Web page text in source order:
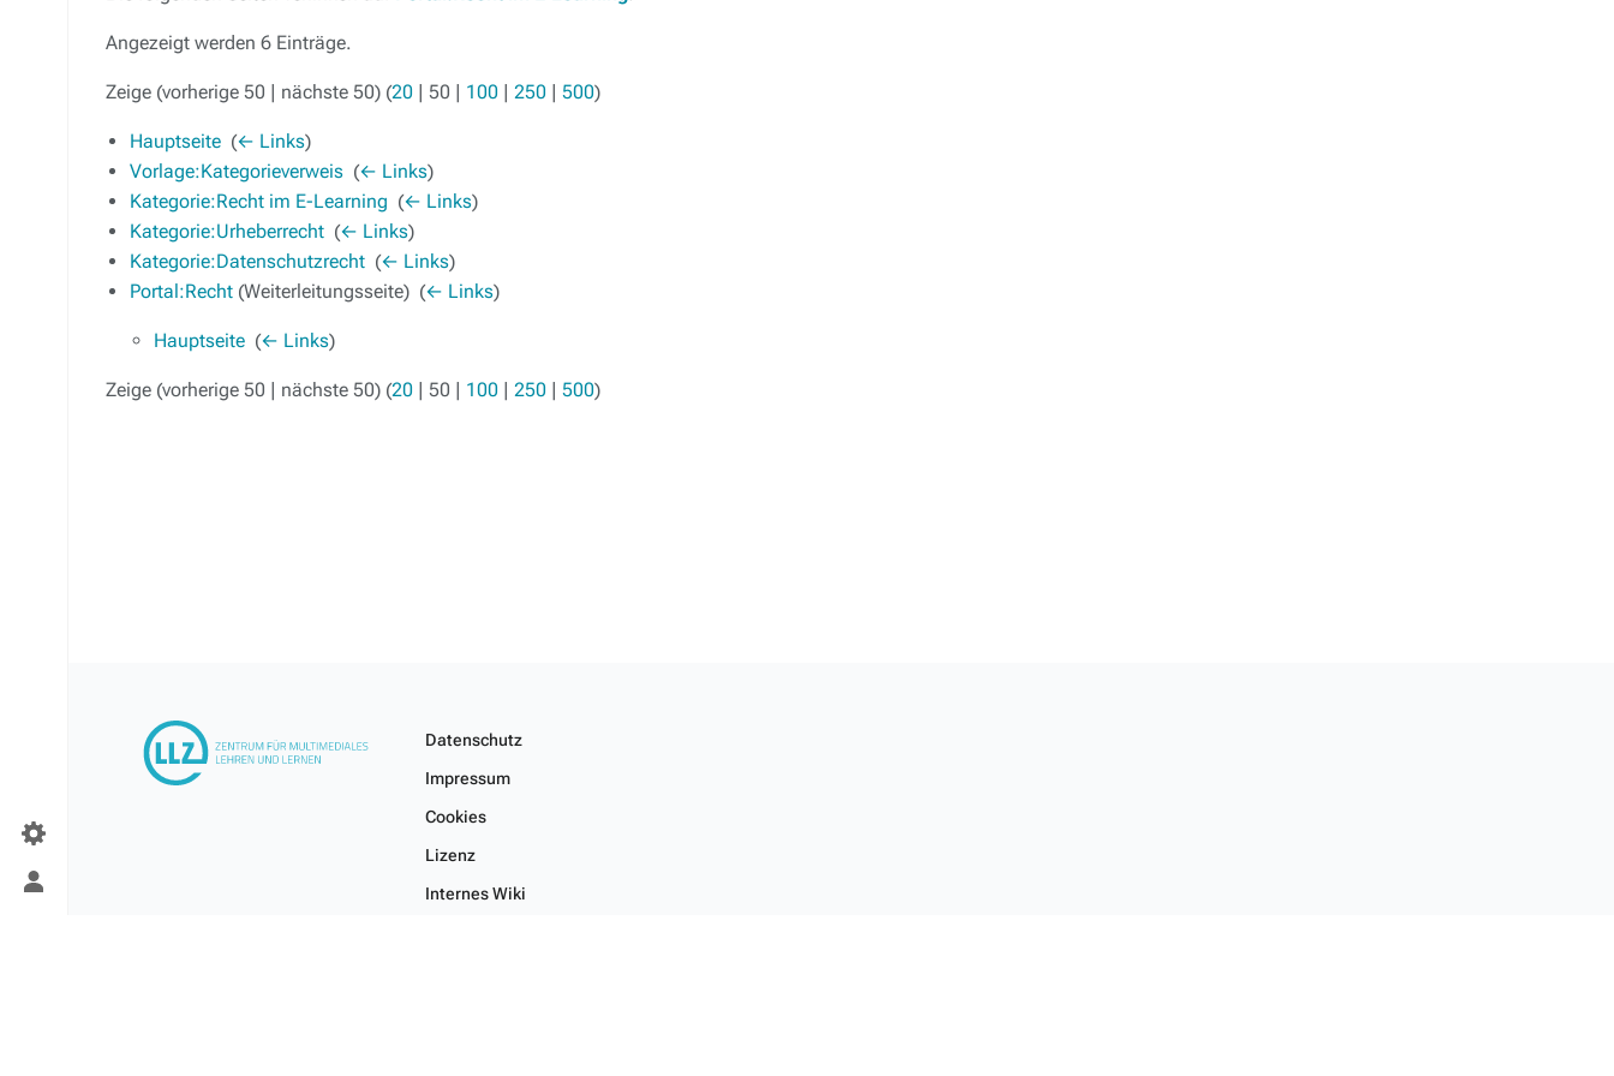
Persönliches
Angezeigt werden 6 Einträge.
Zeige (vorherige 50 | nächste 50) (20 | 50 | 100 | 250 | 500)
Hauptseite (← Links)
Vorlage:Kategorieverweis (← Links)
Kategorie:Recht im E-Learning (← Links)
Kategorie:Urheberrecht (← Links)
Kategorie:Datenschutzrecht (← Links)
Portal:Recht (Weiterleitungsseite) ‎ (← Links)
Hauptseite (← Links)
Zeige (vorherige 50 | nächste 50) (20 | 50 | 100 | 250 | 500)
Datenschutz
Impressum
Cookies
Lizenz
Internes Wiki